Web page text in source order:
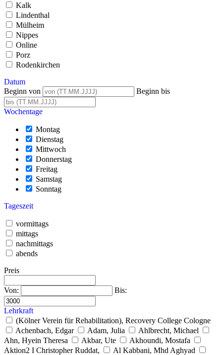
Kalk
Lindenthal
Mülheim
Nippes
Online
Porz
Rodenkirchen
Datum
Beginn von
Beginn bis
Wochentage
Montag
Dienstag
Mittwoch
Donnerstag
Freitag
Samstag
Sonntag
Tageszeit
vormittags
mittags
nachmittags
abends
Preis
Von: Bis:
Lehrkraft
(Kölner Verein für Rehabilitation), Recovery College Cologne
Achenbach, Edgar
Adam, Julia
Ahlbrecht, Michael
Ahn, Hyein Theresa
Akbar, Ute
Akhoundi, Mostafa
Aktion2 I Christopher Ruddat,
Al Kabbani, Mhd Aghyad